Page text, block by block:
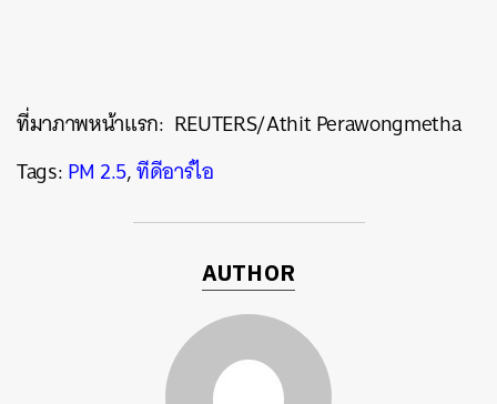
ที่มาภาพหน้าแรก: REUTERS/Athit Perawongmetha
Tags:PM 2.5,ทีดีอาร์ไอ
AUTHOR